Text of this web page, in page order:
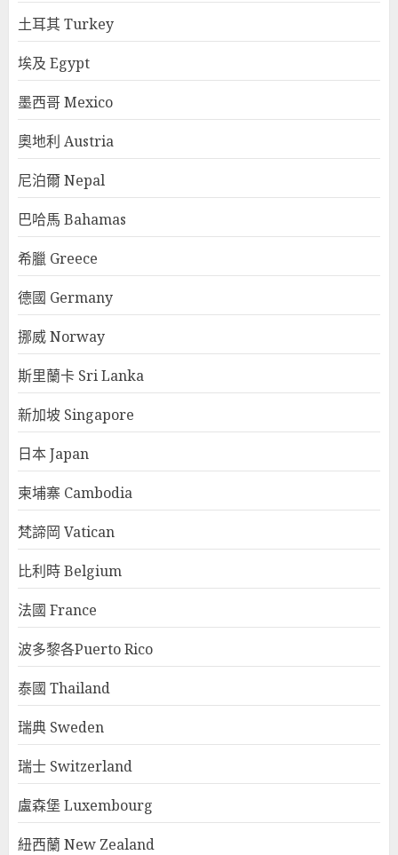
土耳其 Turkey
埃及 Egypt
墨西哥 Mexico
奧地利 Austria
尼泊爾 Nepal
巴哈馬 Bahamas
希臘 Greece
德國 Germany
挪威 Norway
斯里蘭卡 Sri Lanka
新加坡 Singapore
日本 Japan
柬埔寨 Cambodia
梵諦岡 Vatican
比利時 Belgium
法國 France
波多黎各Puerto Rico
泰國 Thailand
瑞典 Sweden
瑞士 Switzerland
盧森堡 Luxembourg
紐西蘭 New Zealand